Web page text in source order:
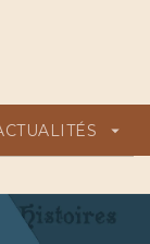
arrow_drop_down